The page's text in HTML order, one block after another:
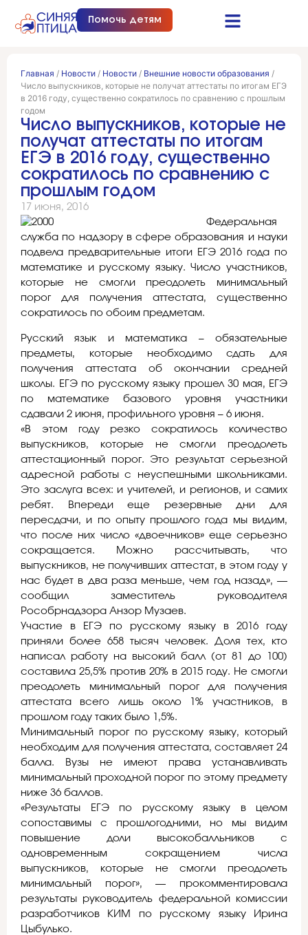
Помочь детям
Главная / Новости / Новости / Внешние новости образования /
Число выпускников, которые не получат аттестаты по итогам ЕГЭ
в 2016 году, существенно сократилось по сравнению с прошлым
годом
Число выпускников, которые не
получат аттестаты по итогам
ЕГЭ в 2016 году, существенно
сократилось по сравнению с
прошлым годом
17 июня, 2016
Федеральная
служба по надзору в сфере образования и науки
подвела предварительные итоги ЕГЭ 2016 года по
математике и русскому языку. Число участников,
которые не смогли преодолеть минимальный
порог для получения аттестата, существенно
сократилось по обоим предметам.
Русский язык и математика – обязательные
предметы, которые необходимо сдать для
получения аттестата об окончании средней
школы. ЕГЭ по русскому языку прошел 30 мая, ЕГЭ
по математике базового уровня участники
сдавали 2 июня, профильного уровня – 6 июня.
«В этом году резко сократилось количество
выпускников, которые не смогли преодолеть
аттестационный порог. Это результат серьезной
адресной работы с неуспешными школьниками.
Это заслуга всех: и учителей, и регионов, и самих
ребят. Впереди еще резервные дни для
пересдачи, и по опыту прошлого года мы видим,
что после них число «двоечников» еще серьезно
сокращается. Можно рассчитывать, что
выпускников, не получивших аттестат, в этом году у
нас будет в два раза меньше, чем год назад», —
сообщил заместитель руководителя
Рособрнадзора Анзор Музаев.
Участие в ЕГЭ по русскому языку в 2016 году
приняли более 658 тысяч человек. Доля тех, кто
написал работу на высокий балл (от 81 до 100)
составила 25,5% против 20% в 2015 году. Не смогли
преодолеть минимальный порог для получения
аттестата всего лишь около 1% участников, в
прошлом году таких было 1,5%.
Минимальный порог по русскому языку, который
необходим для получения аттестата, составляет 24
балла. Вузы не имеют права устанавливать
минимальный проходной порог по этому предмету
ниже 36 баллов.
«Результаты ЕГЭ по русскому языку в целом
сопоставимы с прошлогодними, но мы видим
повышение доли высокобалльников с
одновременным сокращением числа
выпускников, которые не смогли преодолеть
минимальный порог», — прокомментировала
результаты руководитель федеральной комиссии
разработчиков КИМ по русскому языку Ирина
Цыбулько.